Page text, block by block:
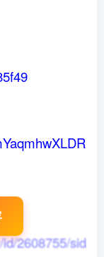
2608755/sid/